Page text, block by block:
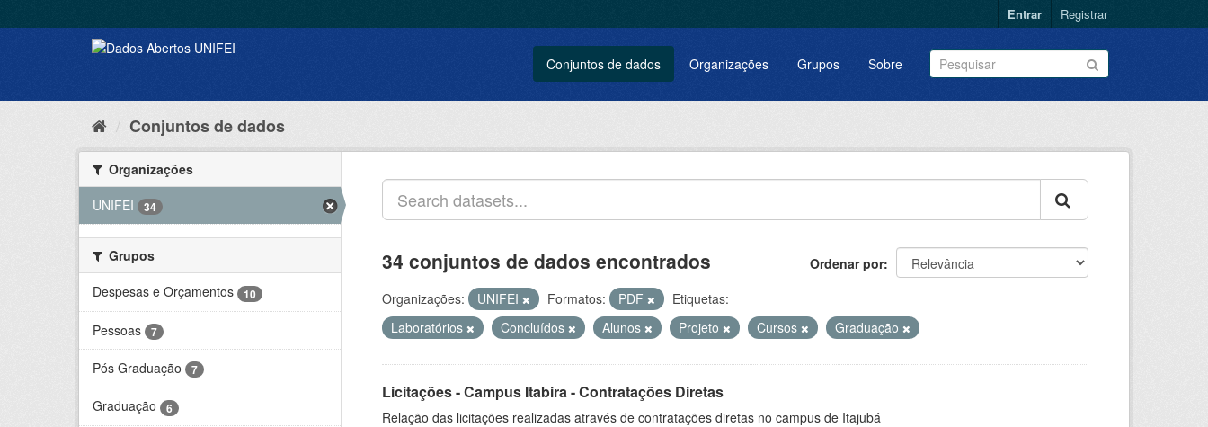
Entrar Registrar
Conjuntos de dados Organizações Grupos Sobre
Conjuntos de dados
Organizações
UNIFEI
34
Grupos
Despesas e Orçamentos
10
Pessoas 7
Pós Graduação 7
Graduação 6
Ordenar por
34 conjuntos de dados encontrados
Organizações: UNIFEI Formatos: PDF
Etiquetas:
Laboratórios
Concluídos Alunos Projeto Cursos Graduação
Licitações - Campus Itabira - Contratações Diretas
Relação das licitações realizadas através de contratações diretas no campus de Itajubá